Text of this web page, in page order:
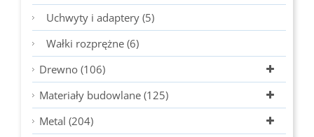
Uchwyty i adaptery (5)
Wałki rozprężne (6)
Drewno (106)
Materiały budowlane (125)
Metal (204)